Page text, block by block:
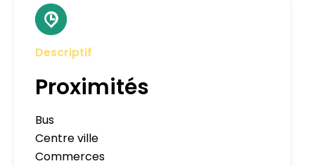
Descriptif
Proximités
Bus
Centre ville
Commerces